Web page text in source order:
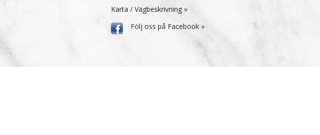
Karta / Vägbeskrivning »
Följ oss på Facebook »